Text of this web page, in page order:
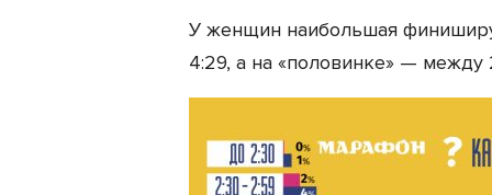
У женщин наибольшая
4:29, а на «половинке» — между